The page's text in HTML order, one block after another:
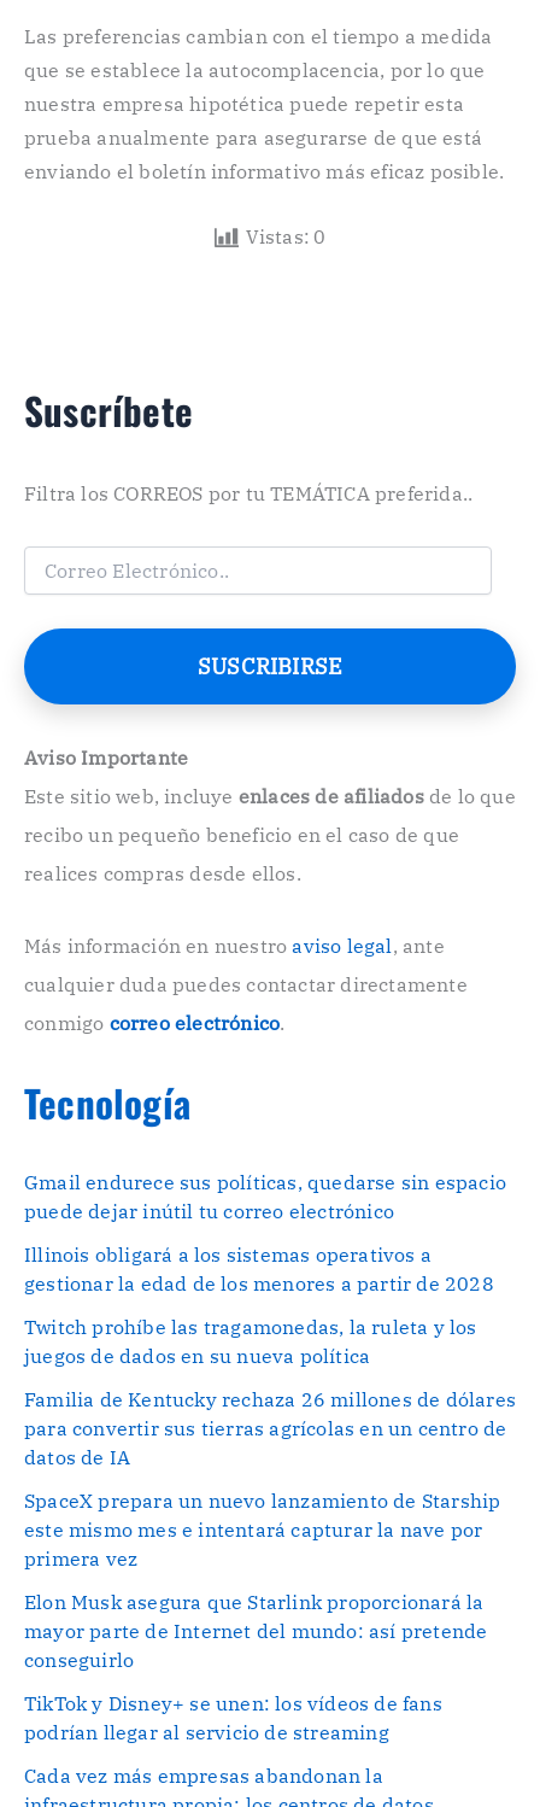
Las preferencias cambian con el tiempo a medida
que se establece la autocomplacencia, por lo que
nuestra empresa hipotética puede repetir esta
prueba anualmente para asegurarse de que está
enviando el boletín informativo más eficaz posible.
Vistas: 0
Suscríbete
Filtra los CORREOS por tu TEMÁTICA preferida..
e
o
e
t
ó
n
o
.
SUSCRIBIRSE
Aviso Importante
Este sitio web, incluye enlaces de afiliadosde lo que
recibo un pequeño beneficio en el caso de que
realices compras desde ellos.
Más información en nuestroaviso legal, ante
cualquier duda puedes contactar directamente
conmigo correo electrónico.
Tecnología
Gmail endurece sus políticas, quedarse sin espacio
puede dejar inútil tu correo electrónico
Illinois obligará a los sistemas operativos a
gestionar la edad de los menores a partir de 2028
Twitch prohíbe las tragamonedas, la ruleta y los
juegos de dados en su nueva política
Familia de Kentucky rechaza 26 millones de dólares
para convertir sus tierras agrícolas en un centro de
datos de IA
SpaceX prepara un nuevo lanzamiento de Starship
este mismo mes e intentará capturar la nave por
primera vez
Elon Musk asegura que Starlink proporcionará la
mayor parte de Internet del mundo: así pretende
conseguirlo
TikTok y Disney+ se unen: los vídeos de fans
podrían llegar al servicio de streaming
Cada vez más empresas abandonan la